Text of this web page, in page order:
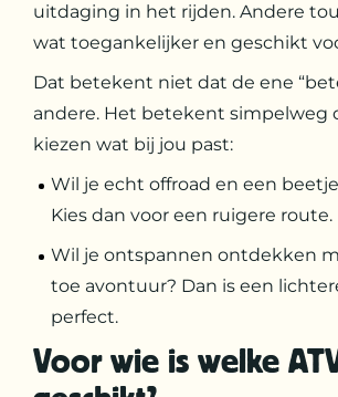
uitdaging in het rijden. Andere
wat toegankelijker en geschikt
Dat betekent niet dat de ene
andere. Het betekent simpelweg
kiezen wat bij jou past:
Wil je echt offroad en een
Kies dan voor een ruigere route.
Wil je ontspannen ontdekken
toe avontuur? Dan is een
perfect.
Voor wie is welke